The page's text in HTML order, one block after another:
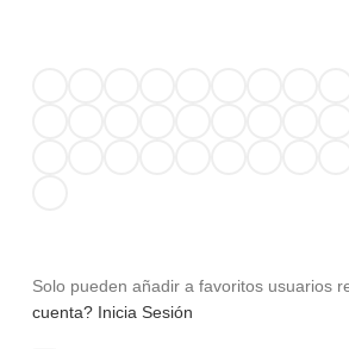
Solo pueden añadir a favoritos usuarios
cuenta? Inicia Sesión